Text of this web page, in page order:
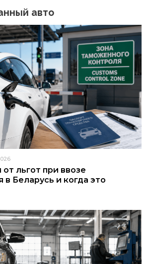
авто
от льгот при ввозе
Беларусь и когда это